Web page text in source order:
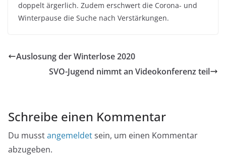
doppelt ärgerlich. Zudem erschwert die Corona- und
Winterpause die Suche nach Verstärkungen.
Auslosung der Winterlose 2020
SVO-Jugend nimmt an Videokonferenz teil
Schreibe einen Kommentar
Du musstangemeldetsein, um einen Kommentar
abzugeben.